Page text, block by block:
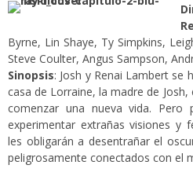
Byrne, Lin Shaye, Ty Simpkins,
Steve Coulter, Angus Sampson,
Sinopsis: Josh y Renai Lambert se
casa de Lorraine, la madre de
comenzar una nueva vida.
experimentar extrañas visiones y
les obligarán a desentrañar el
peligrosamente conectados con el